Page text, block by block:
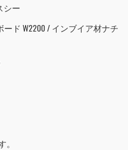
シー
ード W2200 / インブイア材ナチ